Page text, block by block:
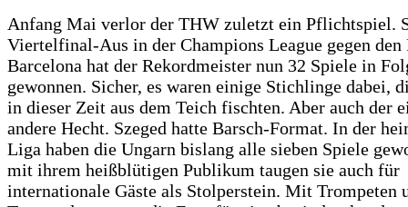
Anfang Mai verlor der THW zuletzt ein Pflichtspiel.
Viertelfinal-Aus in der Champions League gegen den
Barcelona hat der Rekordmeister nun 32 Spiele in
gewonnen. Sicher, es waren einige Stichlinge dabei,
in dieser Zeit aus dem Teich fischten. Aber auch der
andere Hecht. Szeged hatte Barsch-Format. In der
Liga haben die Ungarn bislang alle sieben Spiele
mit ihrem heißblütigen Publikum taugen sie auch für
internationale Gäste als Stolperstein. Mit Trompeten